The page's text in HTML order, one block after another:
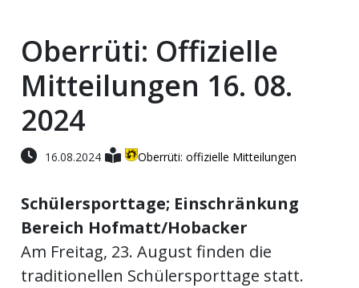
Veranstaltungen
Stellen
Paper
App
Oberrüti: Offizielle
Mitteilungen 16. 08.
2024
16.08.2024 Oberrüti: offizielle Mitteilungen
Schülersporttage; Einschränkung
Bereich Hofmatt/Hobacker
Am Freitag, 23. August finden die
traditionellen Schülersporttage statt.